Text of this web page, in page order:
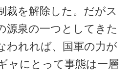
裁を解除した。だがス
源泉の一つとしてきた
われれば、国軍の力が
ャにとって事態は一層